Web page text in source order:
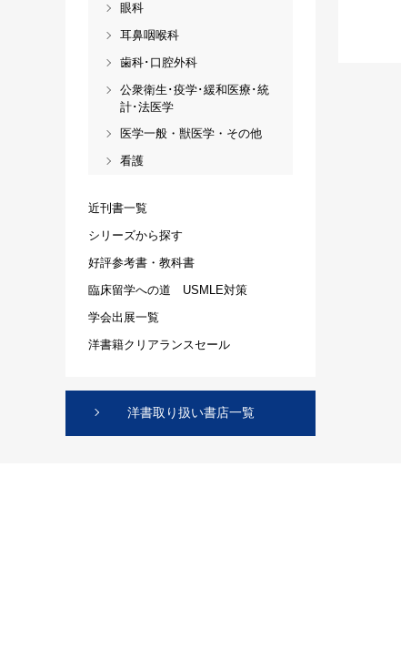
眼科
耳鼻咽喉科
歯科･口腔外科
公衆衛生･疫学･緩和医療･統
計･法医学
医学一般・獣医学・その他
看護
近刊書一覧
シリーズから探す
好評参考書・教科書
臨床留学への道 USMLE対策
学会出展一覧
洋書籍クリアランスセール
洋書取り扱い書店一覧